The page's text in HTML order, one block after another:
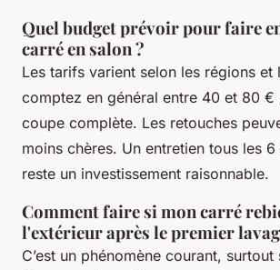
Quel budget prévoir pour faire
carré en salon ?
Les tarifs varient selon les régions et
comptez en général entre 40 et 80 €
coupe complète. Les retouches
moins chères. Un entretien tous les 6
reste un investissement raisonnable.
Comment faire si mon carré
l'extérieur après le premier
C’est un phénomène courant, surtout